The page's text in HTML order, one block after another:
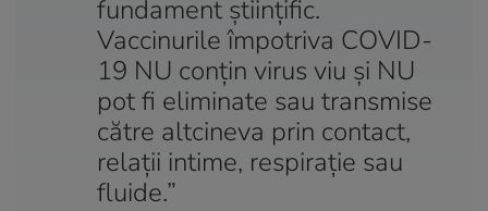
fundament științific.
Vaccinurile împotriva COVID-
19 NU conțin virus viu și NU
pot fi eliminate sau transmise
către altcineva prin contact,
relații intime, respirație sau
fluide.”